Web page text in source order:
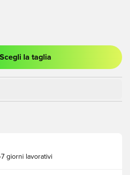
per accedere o registrarsi come
Scegli la taglia
7 giorni lavorativi